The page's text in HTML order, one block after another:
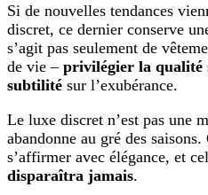
Si de nouvelles tendances
discret, ce dernier conserve
s’agit pas seulement de
de vie – privilégier la qualité
subtilité sur l’exubérance.
Le luxe discret n’est pas une
abandonne au gré des
s’affirmer avec élégance, et
disparaîtra jamais.